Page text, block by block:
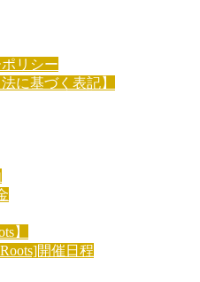
リシー
に基づく表記】
】
開催日程